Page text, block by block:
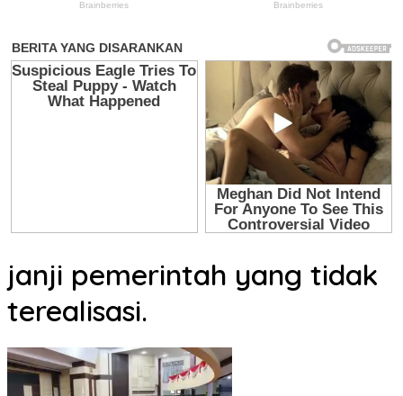
janji pemerintah yang tidak
terealisasi.